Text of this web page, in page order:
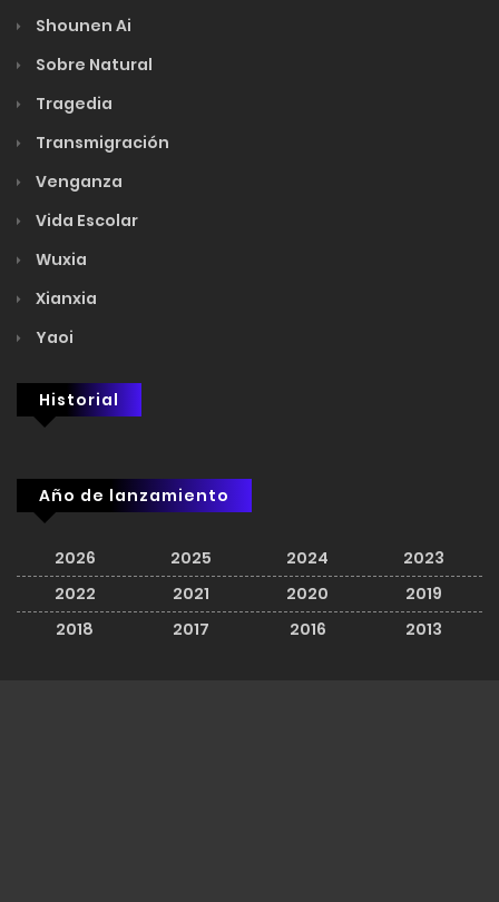
Shounen Ai
Sobre Natural
Tragedia
Transmigración
Venganza
Vida Escolar
Wuxia
Xianxia
Yaoi
Historial
Año de lanzamiento
2026 2025 2024
2023
2022
2021 2020
2019
2018
2017 2016 2013